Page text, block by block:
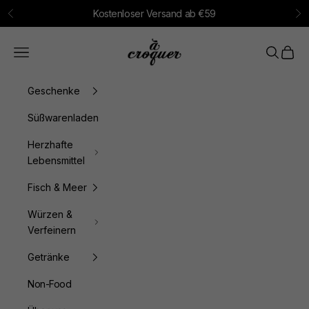
Zum Inhalt springen
Zurück Kostenloser Versand ab €59
à croquer
Menü Suchen
Geschenke
Süßwarenladen
Herzhafte
Lebensmittel
Fisch & Meer
Würzen &
Verfeinern
Getränke
Non-Food